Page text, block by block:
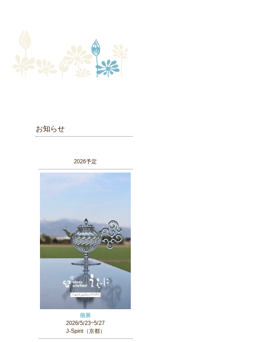
お知らせ
2026予定
個展
2026/5/23~5/27
J-Spirit（京都）